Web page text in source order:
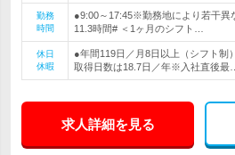
勤務
時間
●9:00～17:45※勤務地により若干
11.3時間# ＜1ヶ月のシフト…
休日
休暇
●年間119日／月8日以上（シフト制
取得日数は18.7日／年※入社直後最…
求人詳細を見る